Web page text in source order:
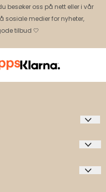
besøker oss på nett eller i vår
sosiale medier for nyheter,
tilbud 🤍